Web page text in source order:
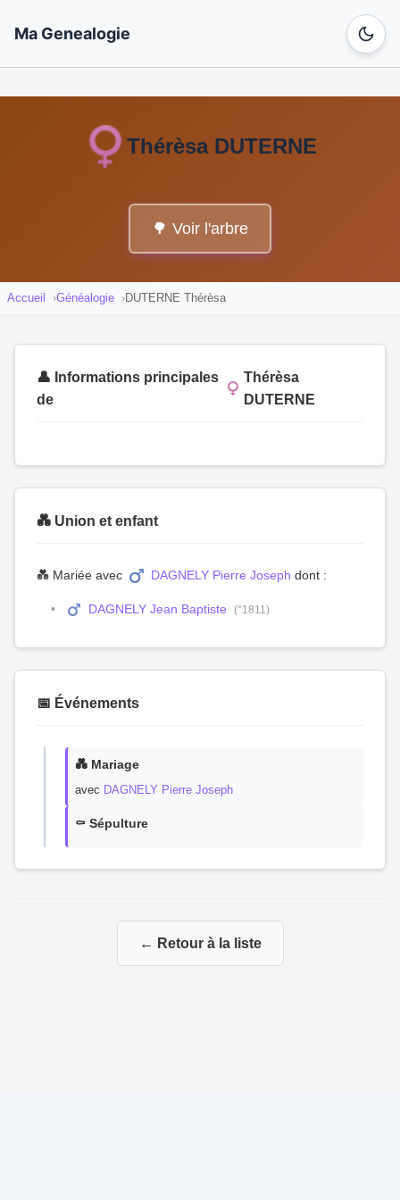
Ma Genealogie
Thérèsa DUTERNE
🌳 Voir l'arbre
Accueil Généalogie DUTERNE Thérèsa
👤 Informations principales
de
Thérèsa
DUTERNE
💑 Union et enfant
💑 Mariée avec DAGNELY Pierre Joseph dont :
DAGNELY Jean Baptiste (°1811)
📅 Événements
💑 Mariage
avec DAGNELY Pierre Joseph
⚰️ Sépulture
← Retour à la liste